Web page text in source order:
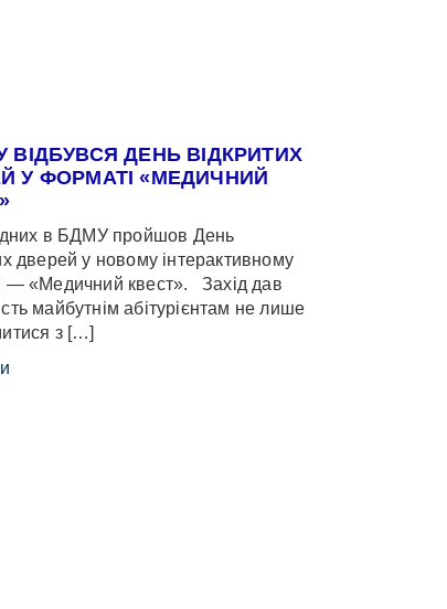
ВІДБУВСЯ ДЕНЬ ВІДКРИТИХ
У ФОРМАТІ «МЕДИЧНИЙ
в БДМУ пройшов День
дверей у новому інтерактивному
— «Медичний квест». Захід дав
майбутнім абітурієнтам не лише
з […]